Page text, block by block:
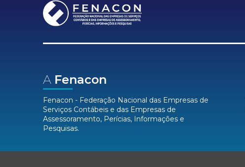
A Fenacon
Fenacon - Federação Nacional das Empresas de
Serviços Contábeis e das Empresas de
Assessoramento, Perícias, Informações e
Pesquisas.